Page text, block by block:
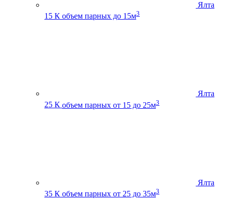
Ялта
15 К объем парных до 15м3
Ялта
25 К объем парных от 15 до 25м3
Ялта
35 К объем парных от 25 до 35м3